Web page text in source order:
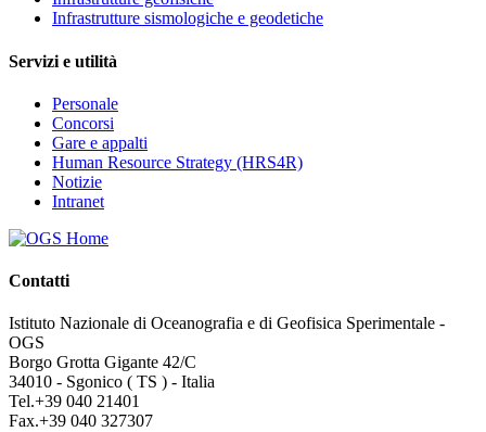
Infrastrutture sismologiche e geodetiche
Servizi e utilità
Personale
Concorsi
Gare e appalti
Human Resource Strategy (HRS4R)
Notizie
Intranet
Contatti
Istituto Nazionale di Oceanografia e di Geofisica Sperimentale -
OGS
Borgo Grotta Gigante 42/C
34010 - Sgonico ( TS ) - Italia
Tel.+39 040 21401
Fax.+39 040 327307